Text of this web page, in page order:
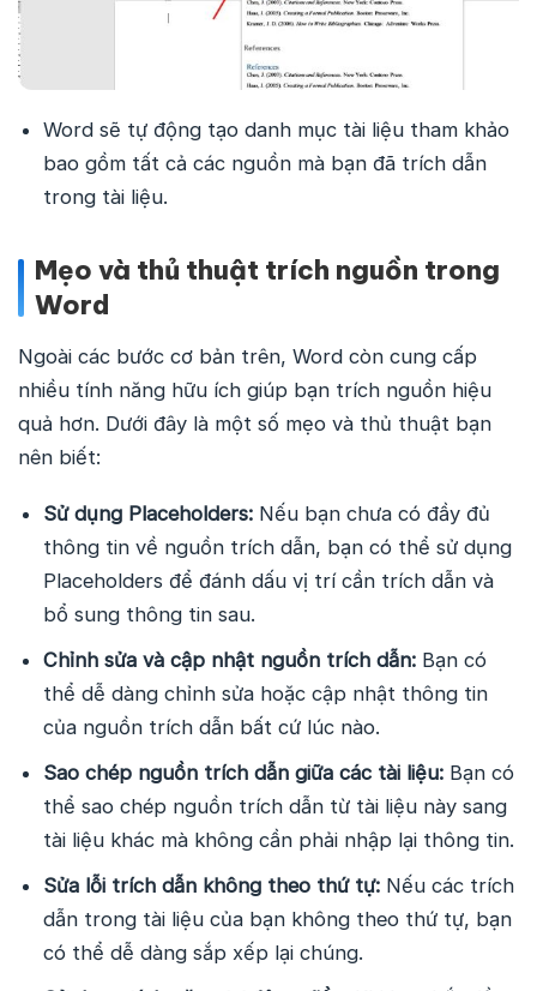
Word sẽ tự động tạo danh mục tài liệu tham khảo
bao gồm tất cả các nguồn mà bạn đã trích dẫn
trong tài liệu.
Mẹo và thủ thuật trích nguồn trong
Word
Ngoài các bước cơ bản trên, Word còn cung cấp
nhiều tính năng hữu ích giúp bạn trích nguồn hiệu
quả hơn. Dưới đây là một số mẹo và thủ thuật bạn
nên biết:
Sử dụng Placeholders: Nếu bạn chưa có đầy đủ
thông tin về nguồn trích dẫn, bạn có thể sử dụng
Placeholders để đánh dấu vị trí cần trích dẫn và
bổ sung thông tin sau.
Chỉnh sửa và cập nhật nguồn trích dẫn: Bạn có
thể dễ dàng chỉnh sửa hoặc cập nhật thông tin
của nguồn trích dẫn bất cứ lúc nào.
Sao chép nguồn trích dẫn giữa các tài liệu: Bạn có
thể sao chép nguồn trích dẫn từ tài liệu này sang
tài liệu khác mà không cần phải nhập lại thông tin.
Sửa lỗi trích dẫn không theo thứ tự: Nếu các trích
dẫn trong tài liệu của bạn không theo thứ tự, bạn
có thể dễ dàng sắp xếp lại chúng.